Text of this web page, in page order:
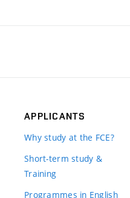
APPLICANTS
Why study at the FCE?
Short-term study &
Training
Programmes in English